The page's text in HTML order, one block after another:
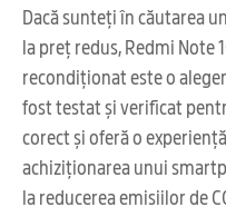
Dacă sunteți în căutarea
la preț redus, Redmi Note
recondiționat este o
fost testat și verificat
corect și oferă o
achiziționarea unui
la reducerea emisiilor de